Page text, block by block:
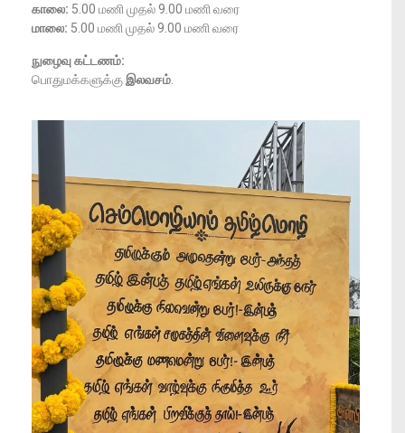
காலை: 5.00 மணி முதல் 9.00 மணி வரை
மாலை: 5.00 மணி முதல் 9.00 மணி வரை
நுழைவு கட்டணம்:
பொதுமக்களுக்குஇலவசம்